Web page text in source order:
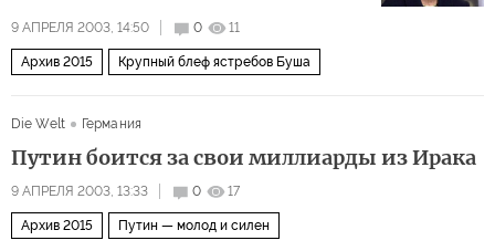
9 АПРЕЛЯ 2003, 14:50 0 11
Архив 2015 Крупный блеф ястребов Буша
Die Welt Германия
Путин боится за свои миллиарды из Ирака
9 АПРЕЛЯ 2003, 13:33 0 17
Архив 2015 Путин — молод и силен